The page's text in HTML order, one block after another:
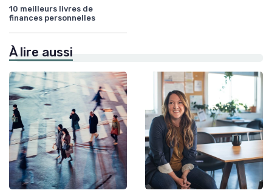
10 meilleurs livres de
finances personnelles
À lire aussi